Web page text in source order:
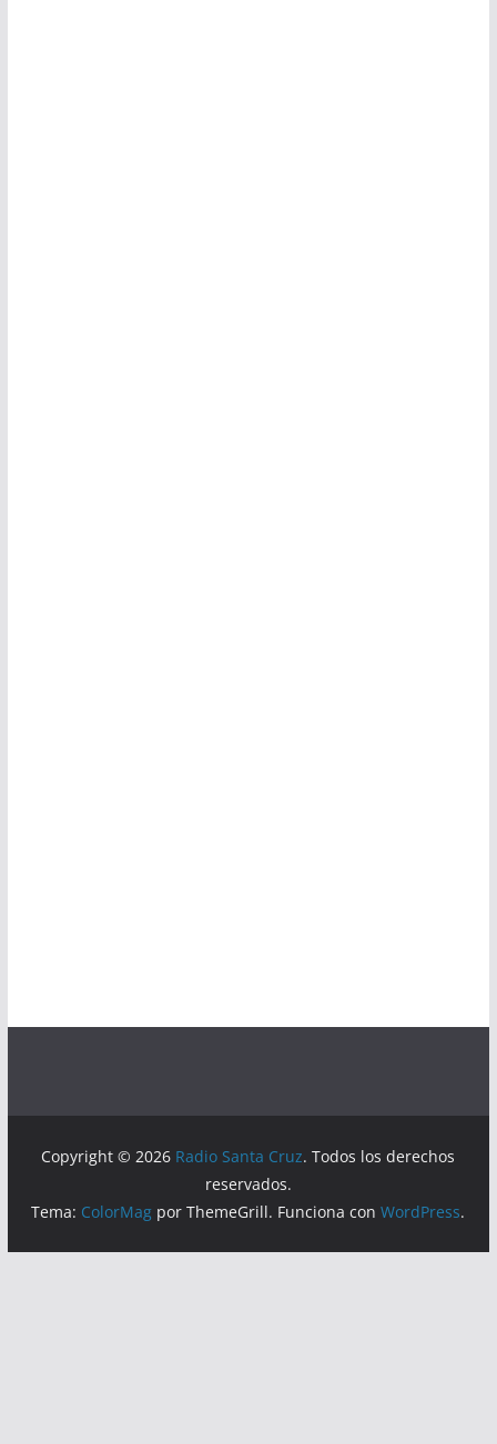
Copyright © 2026 Radio Santa Cruz. Todos los derechos
reservados.
Tema: ColorMag por ThemeGrill. Funciona conWordPress.